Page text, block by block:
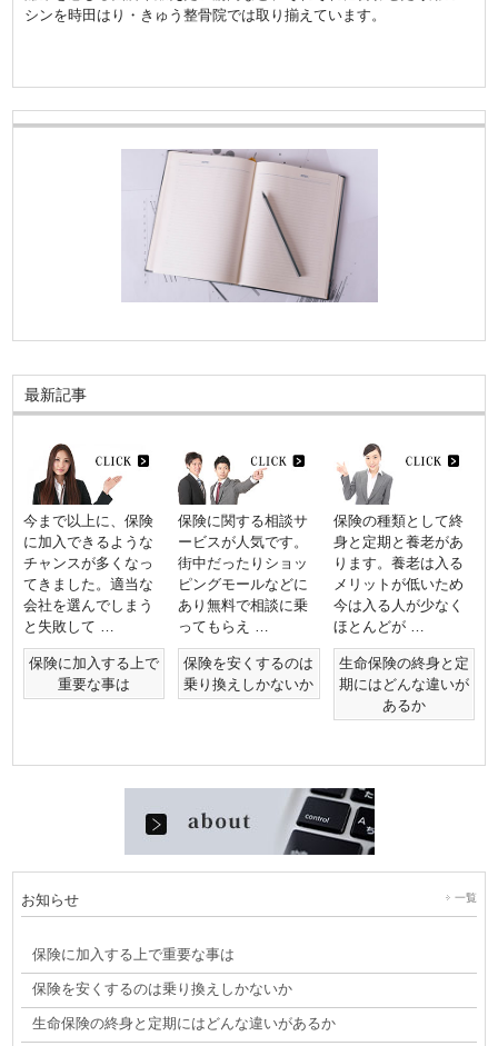
シンを時田はり・きゅう整骨院では取り揃えています。
最新記事
今まで以上に、保険
に加入できるような
チャンスが多くなっ
てきました。適当な
会社を選んでしまう
と失敗して …
保険に加入する上で
重要な事は
保険に関する相談サ
ービスが人気です。
街中だったりショッ
ピングモールなどに
あり無料で相談に乗
ってもらえ …
保険を安くするのは
乗り換えしかないか
保険の種類として終
身と定期と養老があ
ります。養老は入る
メリットが低いため
今は入る人が少なく
ほとんどが …
生命保険の終身と定
期にはどんな違いが
あるか
お知らせ 一覧
保険に加入する上で重要な事は
保険を安くするのは乗り換えしかないか
生命保険の終身と定期にはどんな違いがあるか